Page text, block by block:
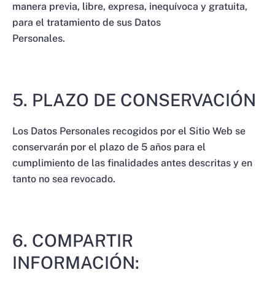
manera previa, libre, expresa, inequívoca y gratuita,
para el tratamiento de sus Datos
Personales.
5. PLAZO DE CONSERVACIÓN
Los Datos Personales recogidos por el Sitio Web se
conservarán por el plazo de 5 años para el
cumplimiento de las finalidades antes descritas y en
tanto no sea revocado.
6. COMPARTIR
INFORMACIÓN: